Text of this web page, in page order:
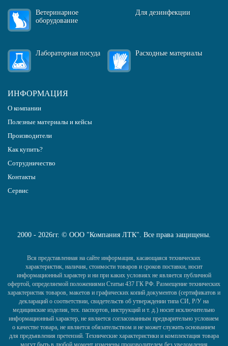
Ветеринарное
оборудование
Для дезинфекции
Лабораторная посуда Расходные материалы
ИНФОРМАЦИЯ
О компании
Полезные материалы и кейсы
Производители
Как купить?
Сотрудничество
Контакты
Сервис
2000 - 2026гг. © ООО "Компания ЛТК". Все права защищены.
Вся представленная на сайте информация, касающаяся технических
характеристик, наличия, стоимости товаров и сроков поставки, носит
информационный характер и ни при каких условиях не является публичной
офертой, определяемой положениями Статьи 437 ГК РФ. Размещение технических
характеристик товаров, макетов и графических копий документов (сертификатов и
деклараций о соответствии, свидетельств об утверждении типа СИ, Р/У на
медицинские изделия, тех. паспортов, инструкций и т. д.) носит исключительно
информационный характер, не является согласованным предварительно условием
о качестве товара, не является обязательством и не может служить основанием
для предъявления претензий. Технические характеристики и комплектация товара